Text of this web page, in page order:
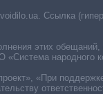
Ссылка
этих обещаний,
народного
«При